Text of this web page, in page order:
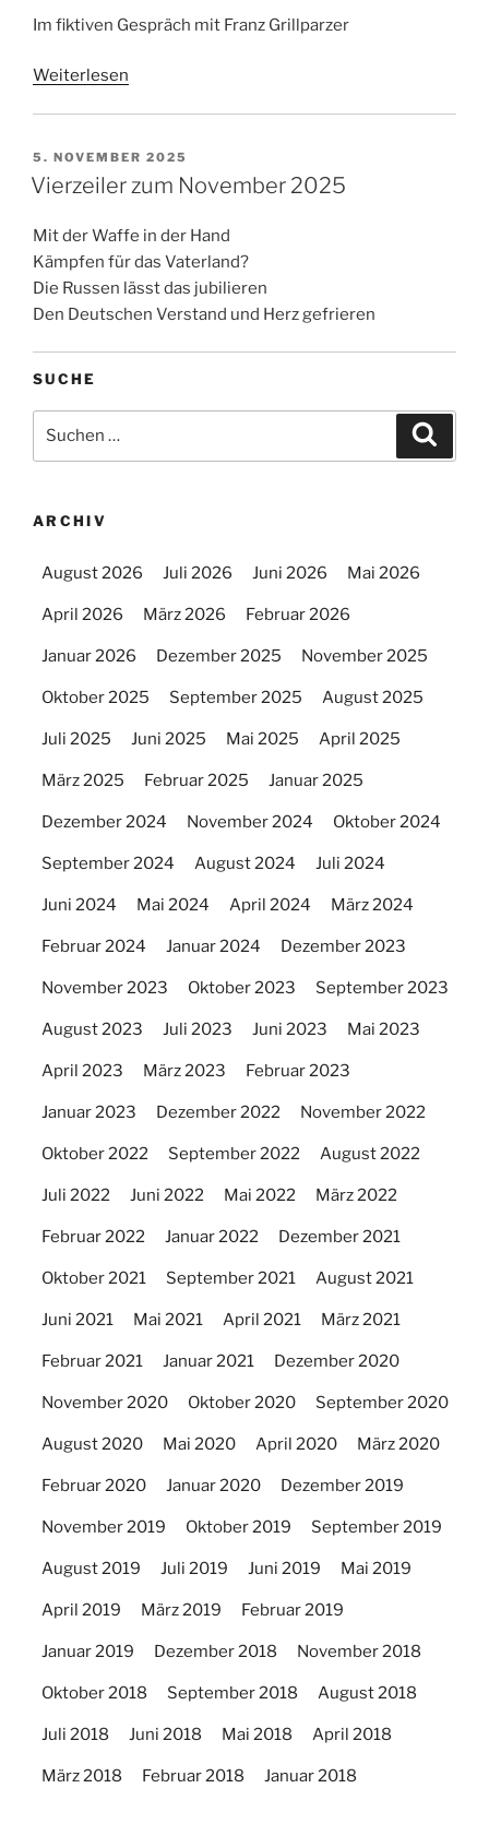
Im fiktiven Gespräch mit Franz Grillparzer
Weiterlesen
VERÖFFENTLICHT
AM
5. NOVEMBER 2025
Vierzeiler zum November 2025
Mit der Waffe in der Hand
Kämpfen für das Vaterland?
Die Russen lässt das jubilieren
Den Deutschen Verstand und Herz gefrieren
SUCHE
nach:
ARCHIV
August 2026 Juli 2026 Juni 2026 Mai 2026
April 2026 März 2026 Februar 2026
Januar 2026 Dezember 2025 November 2025
Oktober 2025 September 2025 August 2025
Juli 2025 Juni 2025 Mai 2025 April 2025
März 2025 Februar 2025 Januar 2025
Dezember 2024 November 2024 Oktober 2024
September 2024 August 2024 Juli 2024
Juni 2024 Mai 2024 April 2024 März 2024
Februar 2024 Januar 2024 Dezember 2023
November 2023 Oktober 2023 September 2023
August 2023 Juli 2023 Juni 2023 Mai 2023
April 2023 März 2023 Februar 2023
Januar 2023 Dezember 2022 November 2022
Oktober 2022 September 2022 August 2022
Juli 2022 Juni 2022 Mai 2022 März 2022
Februar 2022 Januar 2022 Dezember 2021
Oktober 2021 September 2021 August 2021
Juni 2021 Mai 2021 April 2021 März 2021
Februar 2021 Januar 2021 Dezember 2020
November 2020 Oktober 2020 September 2020
August 2020 Mai 2020 April 2020 März 2020
Februar 2020 Januar 2020 Dezember 2019
November 2019 Oktober 2019 September 2019
August 2019 Juli 2019 Juni 2019 Mai 2019
April 2019 März 2019 Februar 2019
Januar 2019 Dezember 2018 November 2018
Oktober 2018 September 2018 August 2018
Juli 2018 Juni 2018 Mai 2018 April 2018
März 2018 Februar 2018 Januar 2018